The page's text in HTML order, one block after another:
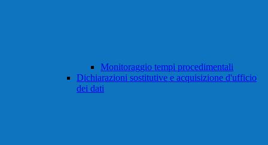
Monitoraggio tempi procedimentali
Dichiarazioni sostitutive e acquisizione d'ufficio
dei dati